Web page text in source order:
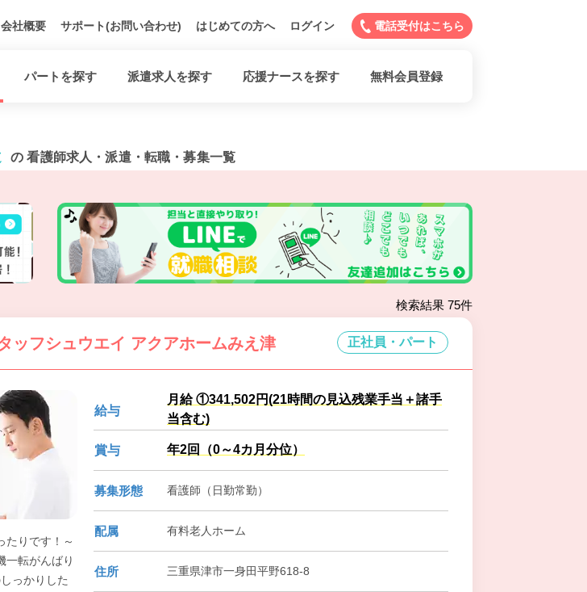
会社概要 サポート(お問い合わせ) はじめての方へ ログイン 電話受付はこちら
パートを探す 派遣求人を探す 応援ナースを探す 無料会員登録
の 看護師求人・派遣・転職・募集一覧
検索結果 75件
ッフシュウエイ アクアホームみえ津 正社員・パート
たりです！～
一転がんばり
っかりした
給与
月給 ①341,502円(21時間の見込残業手当＋諸手
当含む)
賞与 年2回（0～4カ月分位）
募集形態 看護師（日勤常勤）
配属 有料老人ホーム
住所 三重県津市一身田平野618-8